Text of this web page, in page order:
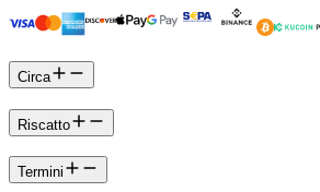
Circa
Riscatto
Termini